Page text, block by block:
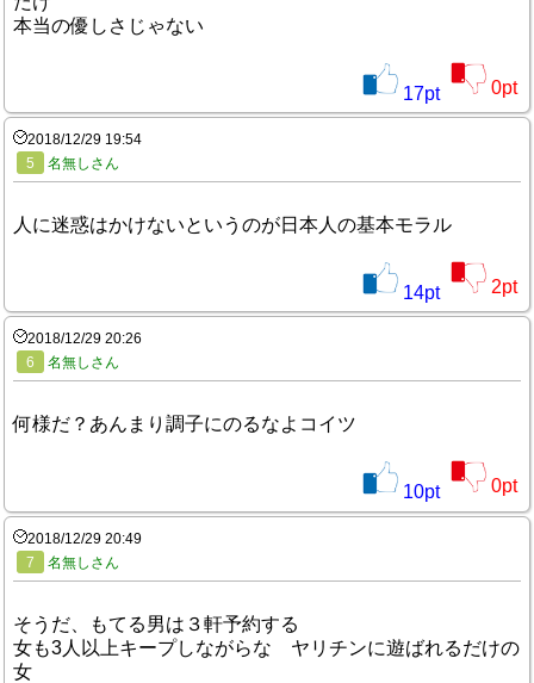
本当の優しさじゃない
17pt 0pt
2018/12/29 19:54
5
名無しさん
人に迷惑はかけないというのが日本人の基本モラル
14pt 2pt
2018/12/29 20:26
6
名無しさん
何様だ？あんまり調子にのるなよコイツ
10pt 0pt
2018/12/29 20:49
7
名無しさん
そうだ、もてる男は３軒予約する
女も3人以上キープしながらな ヤリチンに遊ばれるだけの
女